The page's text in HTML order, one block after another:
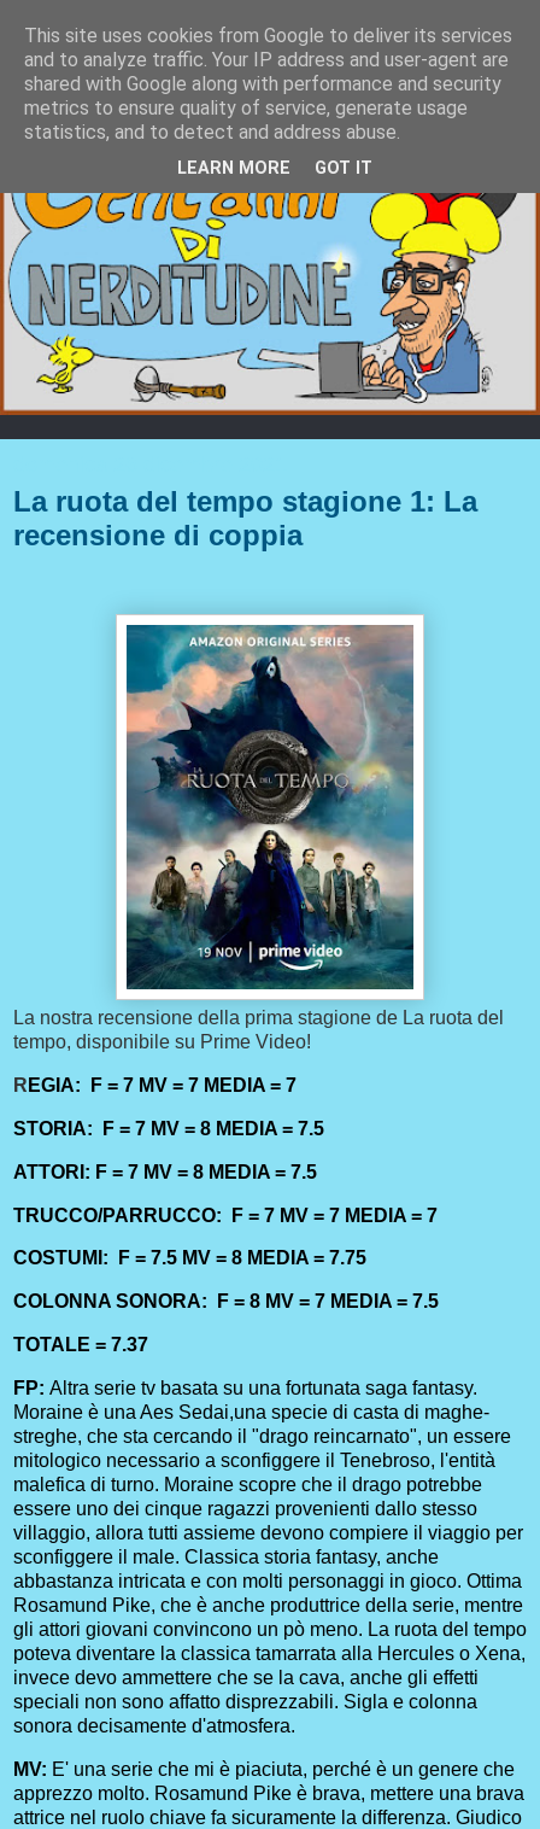
La ruota del tempo stagione 1: La
recensione di coppia
La nostra recensione della prima stagione de La ruota del
tempo, disponibile su Prime Video!
R EGIA: F = 7 MV = 7 MEDIA = 7
STORIA: F = 7 MV = 8 MEDIA = 7.5
ATTORI: F = 7 MV = 8 MEDIA = 7.5
TRUCCO/PARRUCCO: F = 7 MV = 7 MEDIA = 7
COSTUMI: F = 7.5 MV = 8 MEDIA = 7.75
COLONNA SONORA: F = 8 MV = 7 MEDIA = 7.5
TOTALE = 7.37
FP: Altra serie tv basata su una fortunata saga fantasy.
Moraine è una Aes Sedai,una specie di casta di maghe-
streghe, che sta cercando il "drago reincarnato", un essere
mitologico necessario a sconfiggere il Tenebroso, l'entità
malefica di turno. Moraine scopre che il drago potrebbe
essere uno dei cinque ragazzi provenienti dallo stesso
villaggio, allora tutti assieme devono compiere il viaggio per
sconfiggere il male. Classica storia fantasy, anche
abbastanza intricata e con molti personaggi in gioco. Ottima
Rosamund Pike, che è anche produttrice della serie, mentre
gli attori giovani convincono un pò meno. La ruota del tempo
poteva diventare la classica tamarrata alla Hercules o Xena,
invece devo ammettere che se la cava, anche gli effetti
speciali non sono affatto disprezzabili. Sigla e colonna
sonora decisamente d'atmosfera.
MV: E' una serie che mi è piaciuta, perché è un genere che
apprezzo molto. Rosamund Pike è brava, mettere una brava
attrice nel ruolo chiave fa sicuramente la differenza. Giudico
This site uses cookies from Google to deliver its services
and to analyze traffic. Your IP address and user-agent are
shared with Google along with performance and security
metrics to ensure quality of service, generate usage
statistics, and to detect and address abuse.
LEARN MORE GOT IT